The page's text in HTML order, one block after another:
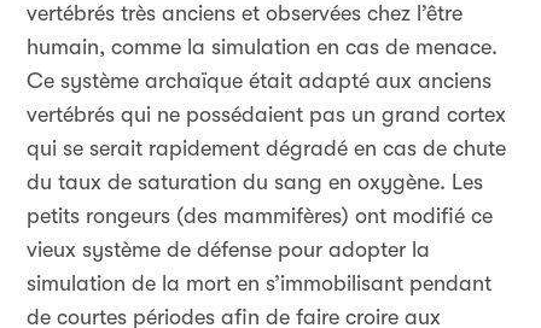
vertébrés très anciens et observées chez l’être
humain, comme la simulation en cas de menace.
Ce système archaïque était adapté aux anciens
vertébrés qui ne possédaient pas un grand cortex
qui se serait rapidement dégradé en cas de chute
du taux de saturation du sang en oxygène. Les
petits rongeurs (des mammifères) ont modifié ce
vieux système de défense pour adopter la
simulation de la mort en s’immobilisant pendant
de courtes périodes afin de faire croire aux